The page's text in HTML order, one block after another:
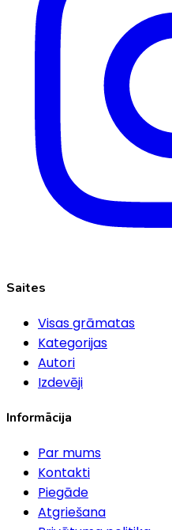
Saites
Visas grāmatas
Kategorijas
Autori
Izdevēji
Informācija
Par mums
Kontakti
Piegāde
Atgriešana